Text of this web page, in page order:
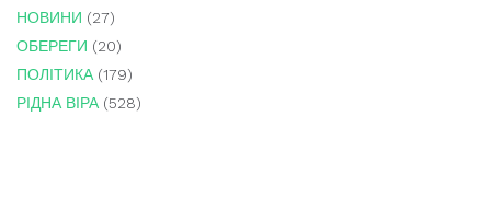
НОВИНИ (27)
ОБЕРЕГИ (20)
ПОЛІТИКА(179)
РІДНА ВІРА(528)